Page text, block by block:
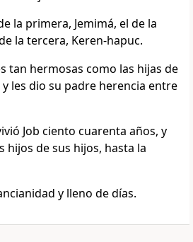
la primera, Jemimá, el de la
la tercera, Keren-hapuc.
tan hermosas como las hijas de
les dio su padre herencia entre
Job ciento cuarenta años, y
hijos de sus hijos, hasta la
y lleno de días.